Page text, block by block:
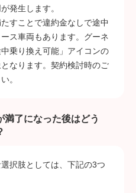
発生します。
すことで違約金なしで途中
ス車両もあります。グーネ
乗り換え可能」アイコンの
なります。契約検討時のご
。
満了になった後はどう
択肢としては、下記の3つ